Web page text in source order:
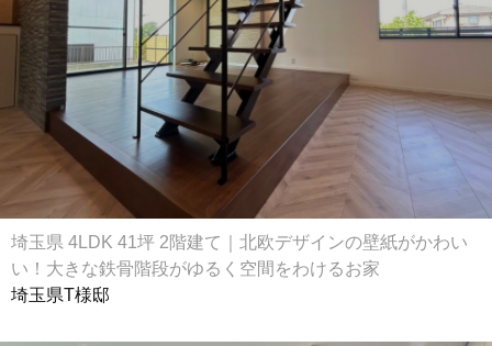
埼玉県 4LDK 41坪 2階建て｜北欧デザインの壁紙がかわい
い！大きな鉄骨階段がゆるく空間をわけるお家
埼玉県T様邸